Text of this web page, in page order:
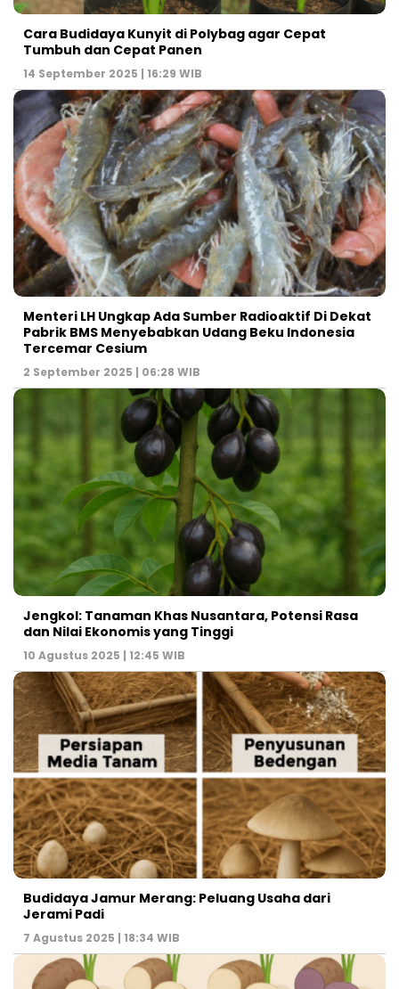
Cara Budidaya Kunyit di Polybag agar Cepat
Tumbuh dan Cepat Panen
14 September 2025 | 16:29 WIB
Menteri LH Ungkap Ada Sumber Radioaktif Di Dekat
Pabrik BMS Menyebabkan Udang Beku Indonesia
Tercemar Cesium
2 September 2025 | 06:28 WIB
Jengkol: Tanaman Khas Nusantara, Potensi Rasa
dan Nilai Ekonomis yang Tinggi
10 Agustus 2025 | 12:45 WIB
Budidaya Jamur Merang: Peluang Usaha dari
Jerami Padi
7 Agustus 2025 | 18:34 WIB